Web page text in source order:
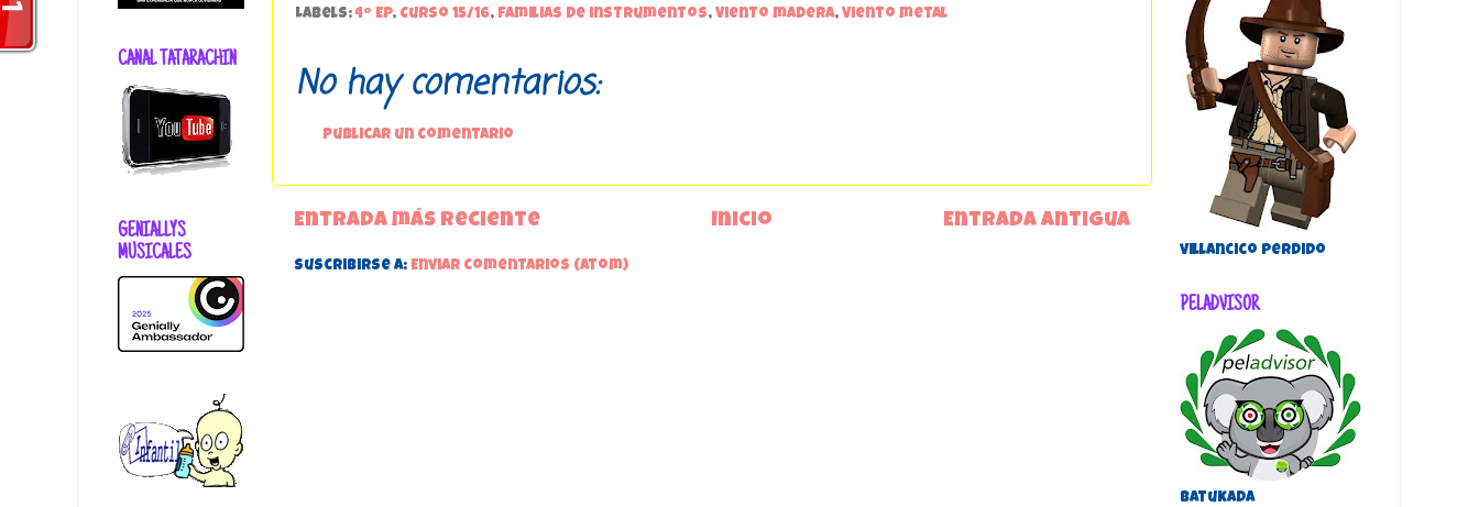
Labels:4º EP, Curso 15/16, familias de instrumentos, Viento madera, Viento metal
No hay comentarios:
Publicar un comentario
Entrada más reciente Entrada antigua
Inicio
Suscribirse a: Enviar comentarios (Atom)
CANAL TATARACHIN
GENIALLYS
MUSICALES
villancico perdido
PELADVISOR
Batukada